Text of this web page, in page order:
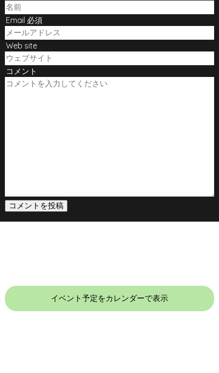
Email 必須
Web site
コメント
イベント予定をカレンダーで表示